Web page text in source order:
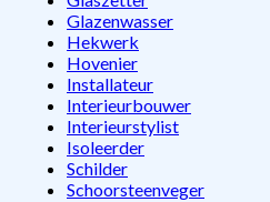
Glazenwasser
Hekwerk
Hovenier
Installateur
Interieurbouwer
Interieurstylist
Isoleerder
Schilder
Schoorsteenveger